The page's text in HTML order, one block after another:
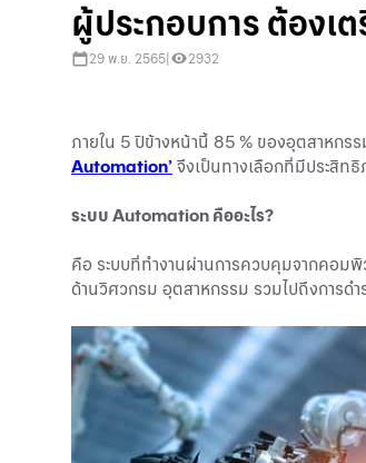
ผู้ประกอบการ ต้องเ
29 พ.ย. 2565 2932
ภายใน 5 ปีข้างหน้านี้ 85 % ของอุตสาหกร
Automation’ จึงเป็นทางเลือกที่มีประสิท
ระบบ Automation คืออะไร?
คือ ระบบที่ทำงานผ่านการควบคุมจากคอม
ด้านวิศวกรม อุตสาหกรรม รวมไปถึงการด